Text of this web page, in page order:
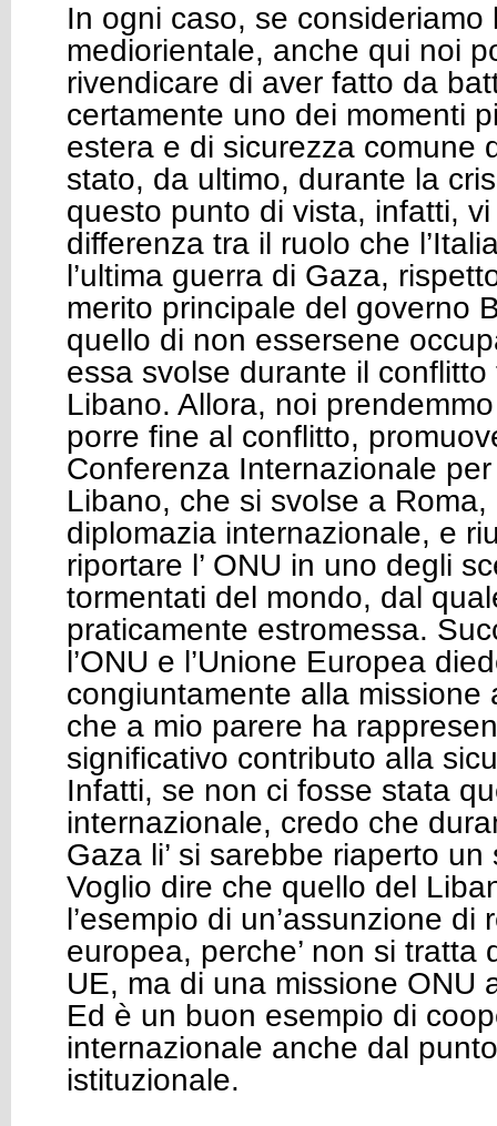
In ogni caso, se consideriamo
mediorientale, anche qui noi
rivendicare di aver fatto da
certamente uno dei momenti
estera e di sicurezza comune
stato, da ultimo, durante la
questo punto di vista, infatti,
differenza tra il ruolo che
l’ultima guerra di Gaza,
merito principale del governo
quello di non essersene
essa svolse durante il
Libano. Allora, noi
porre fine al conflitto,
Conferenza Internazionale
Libano, che si svolse a
diplomazia internazionale, e
riportare l’ ONU in uno degli
tormentati del mondo, dal
praticamente estromessa.
l’ONU e l’Unione Europea
congiuntamente alla missione
che a mio parere ha
significativo contributo alla
Infatti, se non ci fosse stata
internazionale, credo che
Gaza li’ si sarebbe riaperto
Voglio dire che quello del
l’esempio di un’assunzione di
europea, perche’ non si tratta
UE, ma di una missione ONU
Ed è un buon esempio di
internazionale anche dal
istituzionale.